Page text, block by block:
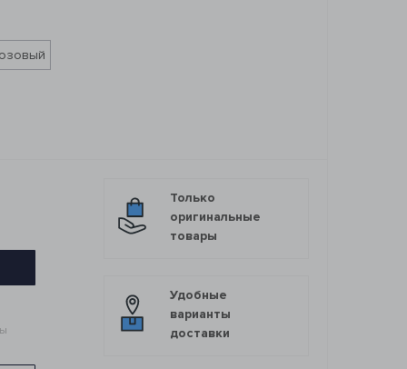
Только
оригинальные
товары
Удобные
варианты
доставки